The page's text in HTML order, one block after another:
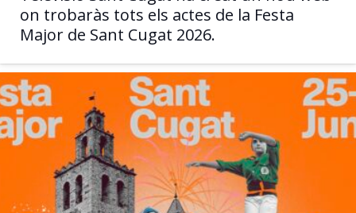
on trobaràs tots els actes de la Festa
Major de Sant Cugat 2026.